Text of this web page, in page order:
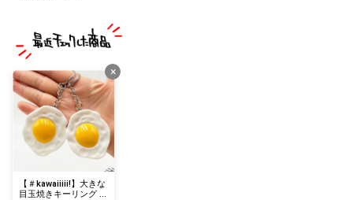
×
【＃kawaiiiii!】大きな
目玉焼きキーリング 目